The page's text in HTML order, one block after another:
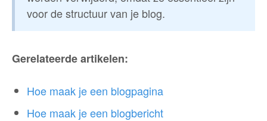
voor de structuur van je blog.
Gerelateerde artikelen:
Hoe maak je een blogpagina
Hoe maak je een blogbericht